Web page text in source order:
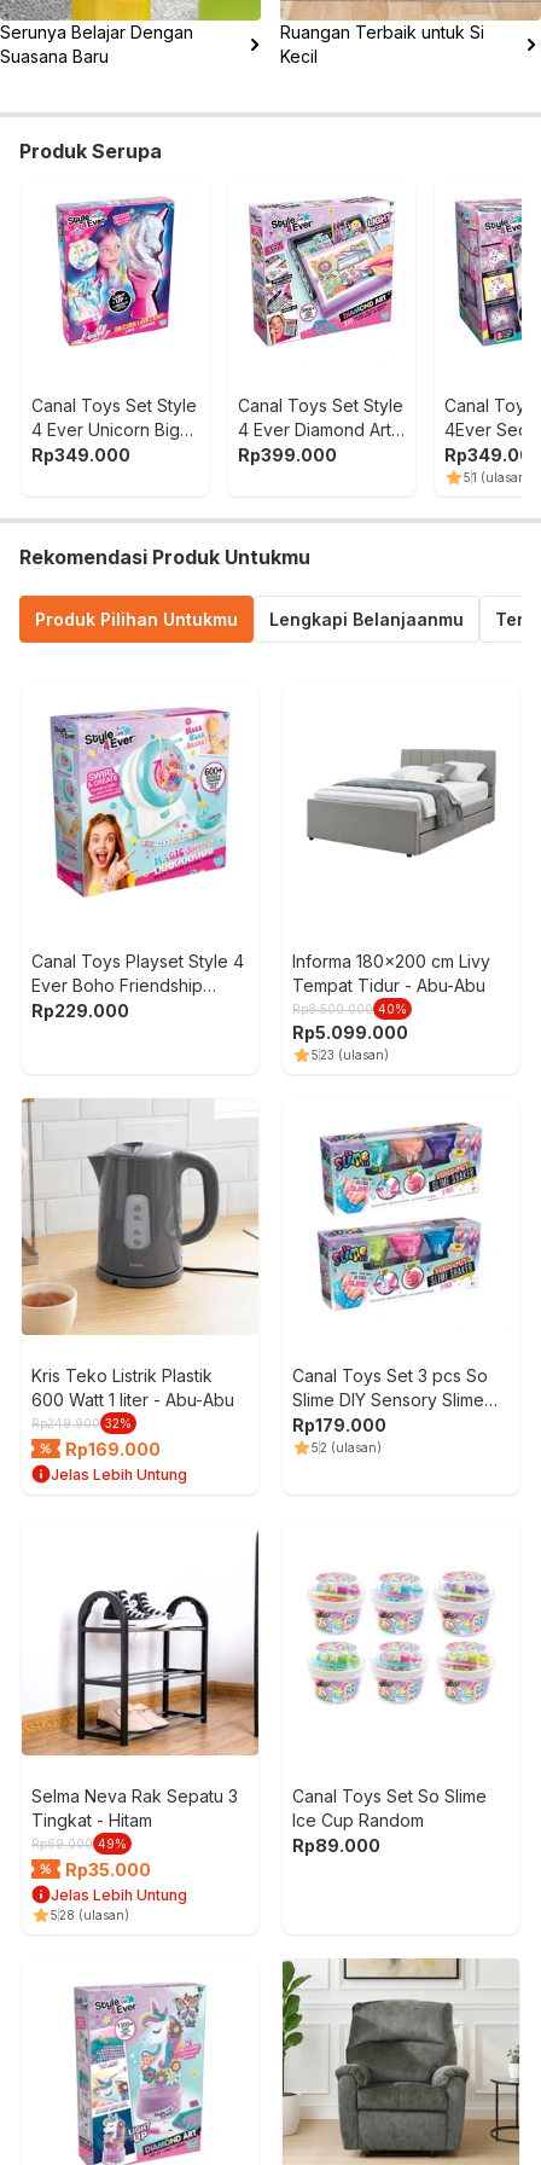
Serunya Belajar Dengan
Suasana Baru
Ruangan Terbaik untuk Si
Kecil
Produk Serupa
Canal Toys Set Style
4 Ever Unicorn Big
Lava Lamp
Rp349.000
Canal Toys Set Style
4 Ever Diamond Art 3
in 1 LED Case - Mix
Rp399.000
Canal Toys
4Ever
Unicorn DIY
Rp
51 (ulasan)
Rekomendasi Produk Untukmu
Produk Pilihan Untukmu Lengkapi Belanjaanmu
Canal Toys Playset Style 4
Ever Boho Friendship
Bracelets - Mix
Rp229.000
Informa 180x200 cm Livy
Tempat Tidur - Abu-Abu
Rp8.500.000 40%
Rp5.099.000
523 (ulasan)
Kris Teko Listrik Plastik
600 Watt 1 liter - Abu-Abu
Rp249.900 32%
Rp169.000
Jelas Lebih Untung
Canal Toys Set 3 pcs So
Slime DIY Sensory Slime
Shaker Random
Rp179.000
52 (ulasan)
Selma Neva Rak Sepatu 3
Tingkat - Hitam
Rp69.000 49%
Rp35.000
Jelas Lebih Untung
528 (ulasan)
Canal Toys Set So Slime
Ice Cup Random
Rp89.000